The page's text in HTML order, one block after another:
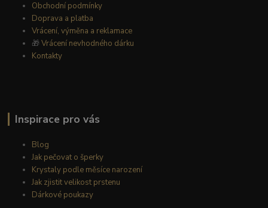
Obchodní podmínky
Doprava a platba
Vrácení, výměna a reklamace
🎁Vrácení nevhodného dárku
Kontakty
Inspirace pro vás
Blog
Jak pečovat o šperky
Krystaly podle měsíce narození
Jak zjistit velikost prstenu
Dárkové poukazy